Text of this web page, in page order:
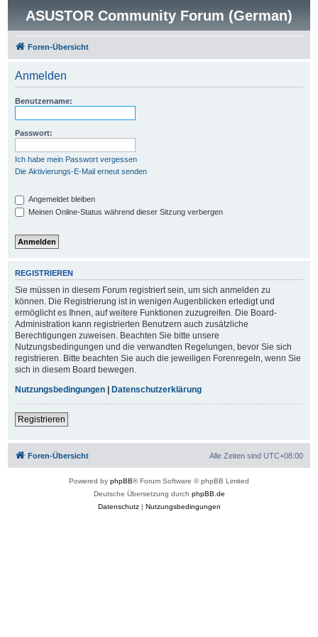
ASUSTOR Community Forum (German)
Foren-Übersicht
Anmelden
Benutzername:
Passwort:
Ich habe mein Passwort vergessen
Die Aktivierungs-E-Mail erneut senden
Angemeldet bleiben
Meinen Online-Status während dieser Sitzung verbergen
REGISTRIEREN
Sie müssen in diesem Forum registriert sein, um sich anmelden zu
können. Die Registrierung ist in wenigen Augenblicken erledigt und
ermöglicht es Ihnen, auf weitere Funktionen zuzugreifen. Die Board-
Administration kann registrierten Benutzern auch zusätzliche
Berechtigungen zuweisen. Beachten Sie bitte unsere
Nutzungsbedingungen und die verwandten Regelungen, bevor Sie sich
registrieren. Bitte beachten Sie auch die jeweiligen Forenregeln, wenn Sie
sich in diesem Board bewegen.
Nutzungsbedingungen| Datenschutzerklärung
Registrieren
Foren-Übersicht Alle Zeiten sind UTC+08:00
Powered by phpBB® Forum Software © phpBB Limited
Deutsche Übersetzung durch phpBB.de
Datenschutz| Nutzungsbedingungen